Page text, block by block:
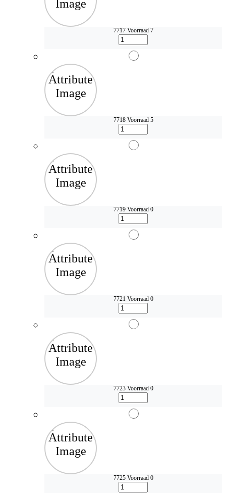
7717 Voorraad 7
7718 Voorraad 5
7719 Voorraad 0
7721 Voorraad 0
7723 Voorraad 0
7725 Voorraad 0